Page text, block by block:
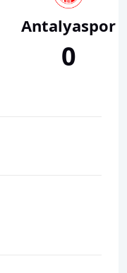
Antalyaspor
0